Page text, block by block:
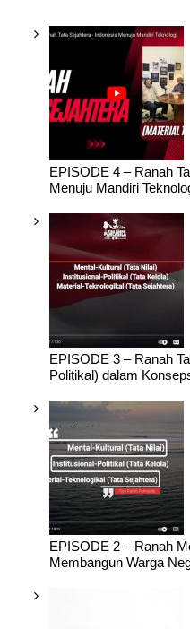
EPISODE 4 – Ranah
Menuju Mandiri
EPISODE 3 – Ranah
Politikal) dalam
EPISODE 2 – Ranah
Membangun Warga